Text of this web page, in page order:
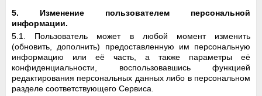
5. Изменение пользователем персональной
информации.
5.1. Пользователь может в любой момент изменить
(обновить, дополнить) предоставленную им персональную
информацию или её часть, а также параметры её
конфиденциальности, воспользовавшись функцией
редактирования персональных данных либо в персональном
разделе соответствующего Сервиса.